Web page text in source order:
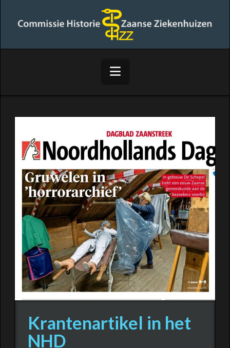
Commissie
Historie
Ziekenhuizen
Navigation
Krantenartikel in het
NHD